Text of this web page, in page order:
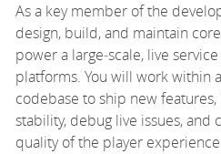
As a key member of the
design, build, and maintain
power a large‑scale, live
platforms. You will work within
codebase to ship new
stability, debug live issues, and
quality of the player